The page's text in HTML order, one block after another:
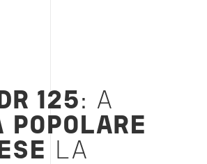
125: A
POPOLARE
LA